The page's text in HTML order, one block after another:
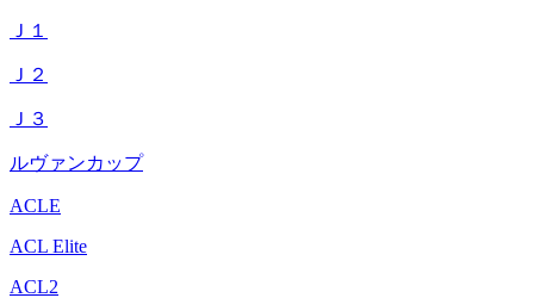
Ｊ１
Ｊ２
Ｊ３
ルヴァンカップ
ACLE
ACL Elite
ACL2